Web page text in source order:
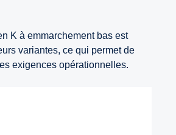
K à emmarchement bas est
variantes, ce qui permet de
exigences opérationnelles.